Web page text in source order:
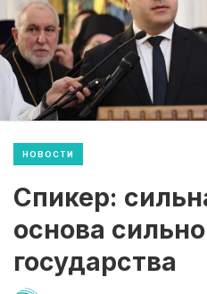
НОВОСТИ
Спикер:
основа
государства